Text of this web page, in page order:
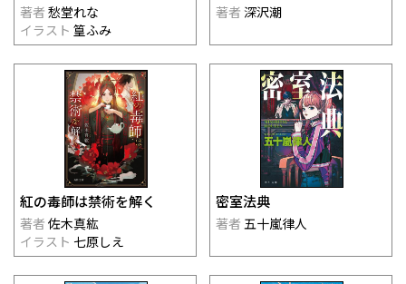
著者 愁堂れな
イラスト 篁ふみ
著者 深沢潮
紅の毒師は禁術を解く
著者 佐木真紘
イラスト 七原しえ
密室法典
著者 五十嵐律人